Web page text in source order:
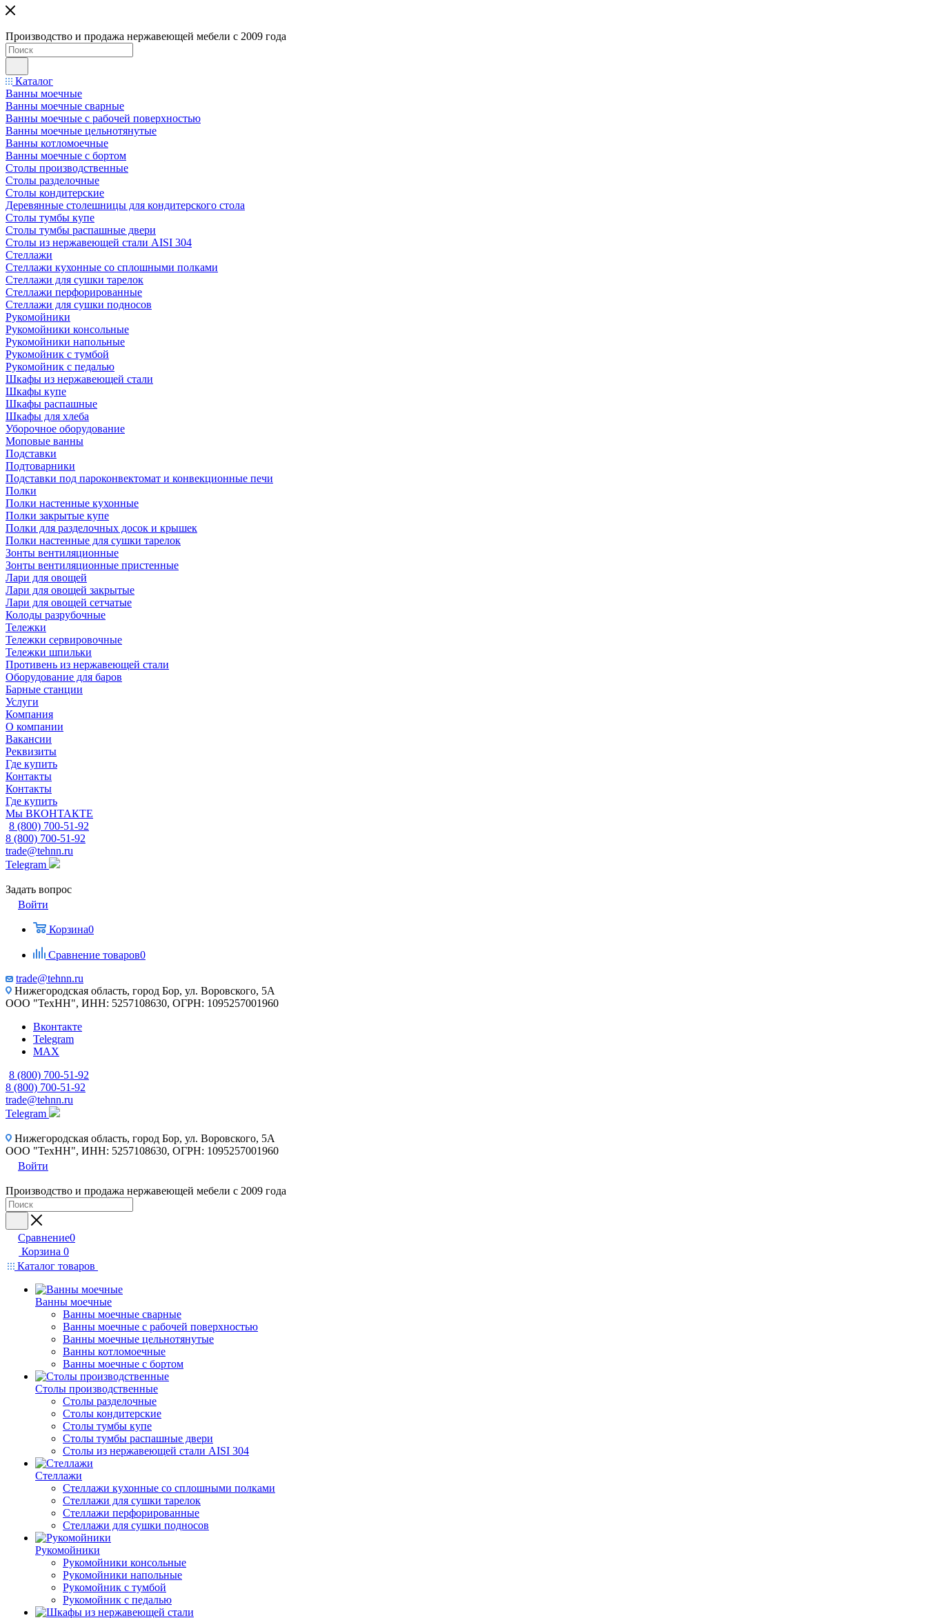
Производство и продажа нержавеющей мебели с 2009 года
Каталог
Ванны моечные
Ванны моечные сварные
Ванны моечные с рабочей поверхностью
Ванны моечные цельнотянутые
Ванны котломоечные
Ванны моечные с бортом
Столы производственные
Столы разделочные
Столы кондитерские
Деревянные столешницы для кондитерского стола
Столы тумбы купе
Столы тумбы распашные двери
Столы из нержавеющей стали AISI 304
Стеллажи
Стеллажи кухонные со сплошными полками
Стеллажи для сушки тарелок
Стеллажи перфорированные
Стеллажи для сушки подносов
Рукомойники
Рукомойники консольные
Рукомойники напольные
Рукомойник с тумбой
Рукомойник с педалью
Шкафы из нержавеющей стали
Шкафы купе
Шкафы распашные
Шкафы для хлеба
Уборочное оборудование
Моповые ванны
Подставки
Подтоварники
Подставки под пароконвектомат и конвекционные печи
Полки
Полки настенные кухонные
Полки закрытые купе
Полки для разделочных досок и крышек
Полки настенные для сушки тарелок
Зонты вентиляционные
Зонты вентиляционные пристенные
Лари для овощей
Лари для овощей закрытые
Лари для овощей сетчатые
Колоды разрубочные
Тележки
Тележки сервировочные
Тележки шпильки
Противень из нержавеющей стали
Оборудование для баров
Барные станции
Услуги
Компания
О компании
Вакансии
Реквизиты
Где купить
Контакты
Контакты
Где купить
Мы ВКОНТАКТЕ
8 (800) 700-51-92
8 (800) 700-51-92
trade@tehnn.ru
Telegram
Задать вопрос
Войти
Корзина0
Сравнение товаров0
trade@tehnn.ru
Нижегородская область, город Бор, ул. Воровского, 5А
ООО "ТехНН", ИНН: 5257108630, ОГРН: 1095257001960
Вконтакте
Telegram
MAX
8 (800) 700-51-92
8 (800) 700-51-92
trade@tehnn.ru
Telegram
Нижегородская область, город Бор, ул. Воровского, 5А
ООО "ТехНН", ИНН: 5257108630, ОГРН: 1095257001960
Войти
Производство и продажа нержавеющей мебели с 2009 года
Сравнение0
Корзина 0
Каталог товаров
Ванны моечные
Ванны моечные сварные
Ванны моечные с рабочей поверхностью
Ванны моечные цельнотянутые
Ванны котломоечные
Ванны моечные с бортом
Столы производственные
Столы разделочные
Столы кондитерские
Столы тумбы купе
Столы тумбы распашные двери
Столы из нержавеющей стали AISI 304
Стеллажи
Стеллажи кухонные со сплошными полками
Стеллажи для сушки тарелок
Стеллажи перфорированные
Стеллажи для сушки подносов
Рукомойники
Рукомойники консольные
Рукомойники напольные
Рукомойник с тумбой
Рукомойник с педалью